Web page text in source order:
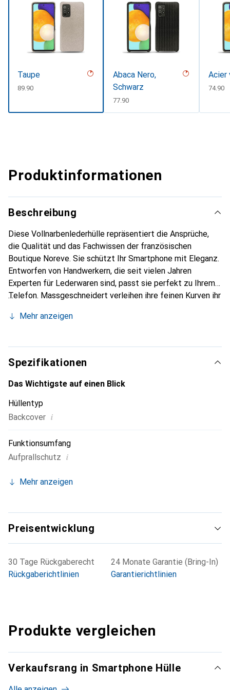
Taupe
CHF
89.90
Abaca Nero,
Schwarz
CHF
77.90
Acier
CHF
74.90
Produktinformationen
Beschreibung
Diese Vollnarbenlederhülle repräsentiert die Ansprüche,
die Qualität und das Fachwissen der französischen
Boutique Noreve. Sie schützt Ihr Smartphone mit Eleganz.
Entworfen von Handwerkern, die seit vielen Jahren
Experten für Lederwaren sind, passt sie perfekt zu Ihrem
Telefon. Massgeschneidert verleihen ihre feinen Kurven ihr
unverzichtbaren Accessoire für Ihr Smartphone.
die Marke Noreve eine sichere Wahl für eine
anspruchsvolle Klientel.
Mehr anzeigen
Spezifikationen
Das Wichtigste auf einen Blick
Hüllentyp
Backcover i
Funktionsumfang
Aufprallschutz i
Mehr anzeigen
Preisentwicklung
30 Tage Rückgaberecht
Rückgaberichtlinien
24 Monate Garantie (Bring-In)
Garantierichtlinien
Produkte vergleichen
Verkaufsrang in Smartphone Hülle